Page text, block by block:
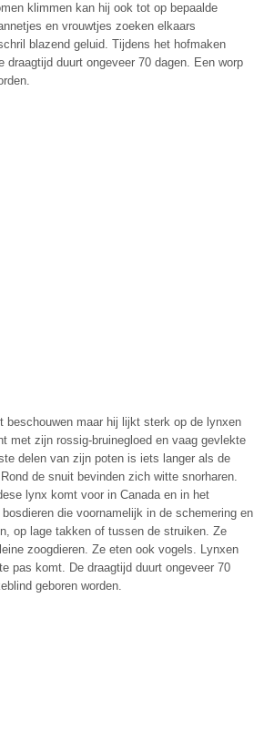
klimmen kan hij ook tot op bepaalde
en vrouwtjes zoeken elkaars
blazend geluid. Tijdens het hofmaken
duurt ongeveer 70 dagen. Een worp
beschouwen maar hij lijkt sterk op de lynxen
met zijn rossig-bruinegloed en vaag gevlekte
delen van zijn poten is iets langer als de
de snuit bevinden zich witte snorharen.
lynx komt voor in Canada en in het
die voornamelijk in de schemering en
op lage takken of tussen de struiken. Ze
zoogdieren. Ze eten ook vogels. Lynxen
pas komt. De draagtijd duurt ongeveer 70
geboren worden.